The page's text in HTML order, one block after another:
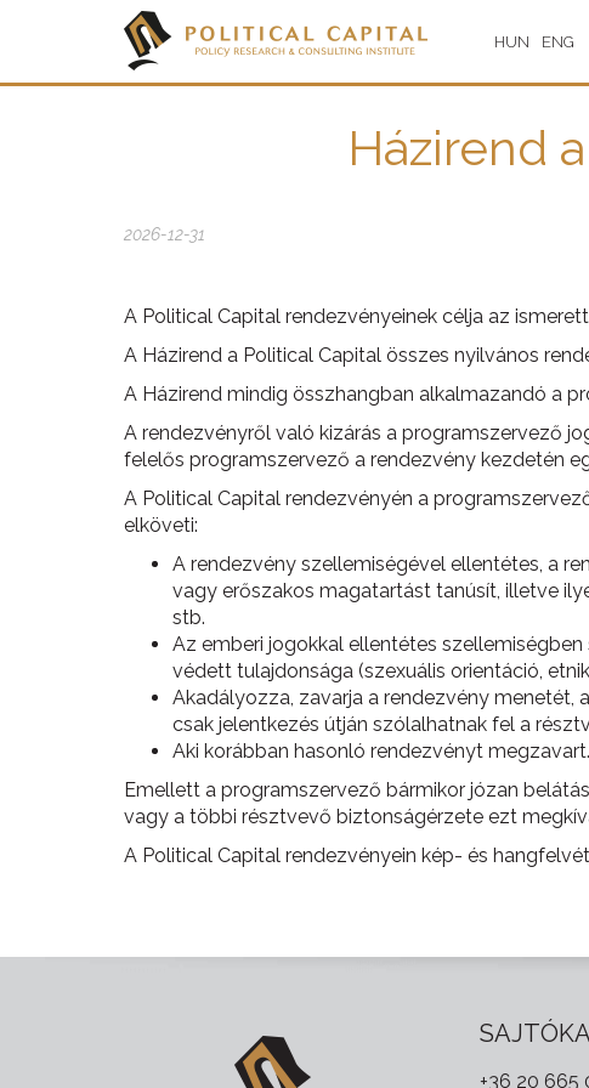
HUN ENG
Házirend
2026-12-31
A Political Capital rendezvényeinek célja az
A Házirend a Political Capital összes nyilvános
A Házirend mindig összhangban alkalmazandó a
A rendezvényről való kizárás a programszervező
felelős programszervező a rendezvény kezdetén
A Political Capital rendezvényén a
elköveti:
A rendezvény szellemiségével ellentétes, a
vagy erőszakos magatartást tanúsít, illetve
stb.
Az emberi jogokkal ellentétes
védett tulajdonsága (szexuális orientáció,
Akadályozza, zavarja a rendezvény
csak jelentkezés útján szólalhatnak fel a
Aki korábban hasonló rendezvényt megzavart.
Emellett a programszervező bármikor józan
vagy a többi résztvevő biztonságérzete ezt
A Political Capital rendezvényein kép- és
+36 20 665